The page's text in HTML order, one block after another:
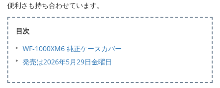
便利さも持ち合わせています。
目次
WF-1000XM6 純正ケースカバー
発売は2026年5月29日金曜日